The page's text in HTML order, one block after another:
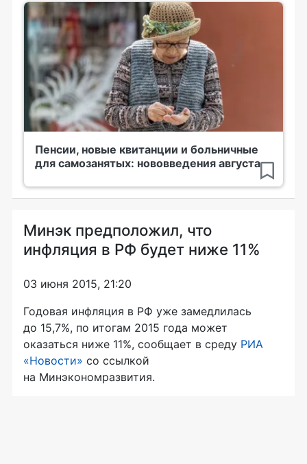
Пенсии, новые квитанции и больничные
для самозанятых: нововведения августа
Минэк предположил, что
инфляция в РФ будет ниже 11%
03 июня 2015, 21:20
Годовая инфляция в РФ уже замедлилась
до 15,7%, по итогам 2015 года может
оказаться ниже 11%, сообщает в среду РИА
«Новости» со ссылкой
на Минэкономразвития.